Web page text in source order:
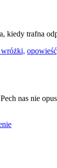
kiedy trafna
nas nie